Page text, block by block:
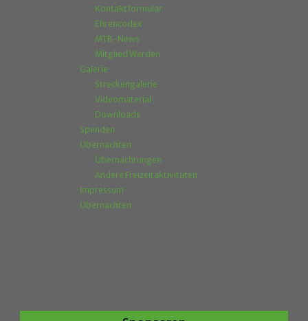
Kontaktformular
Ehrencodex
MTB-News
Mitglied Werden
Galerie
Streckengalerie
Videomaterial
Downloads
Spenden
Übernachten
Übernachtungen
Andere Freizeitaktivitäten
Impressum
Übernachten